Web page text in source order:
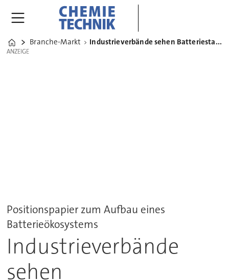
Home
Branche-Markt Industrieverbände sehen Batteriestandort Europa in Gefahr
ANZEIGE
ANZEIGE
Positionspapier zum Aufbau eines
Batterieökosystems
Industrieverbände
sehen